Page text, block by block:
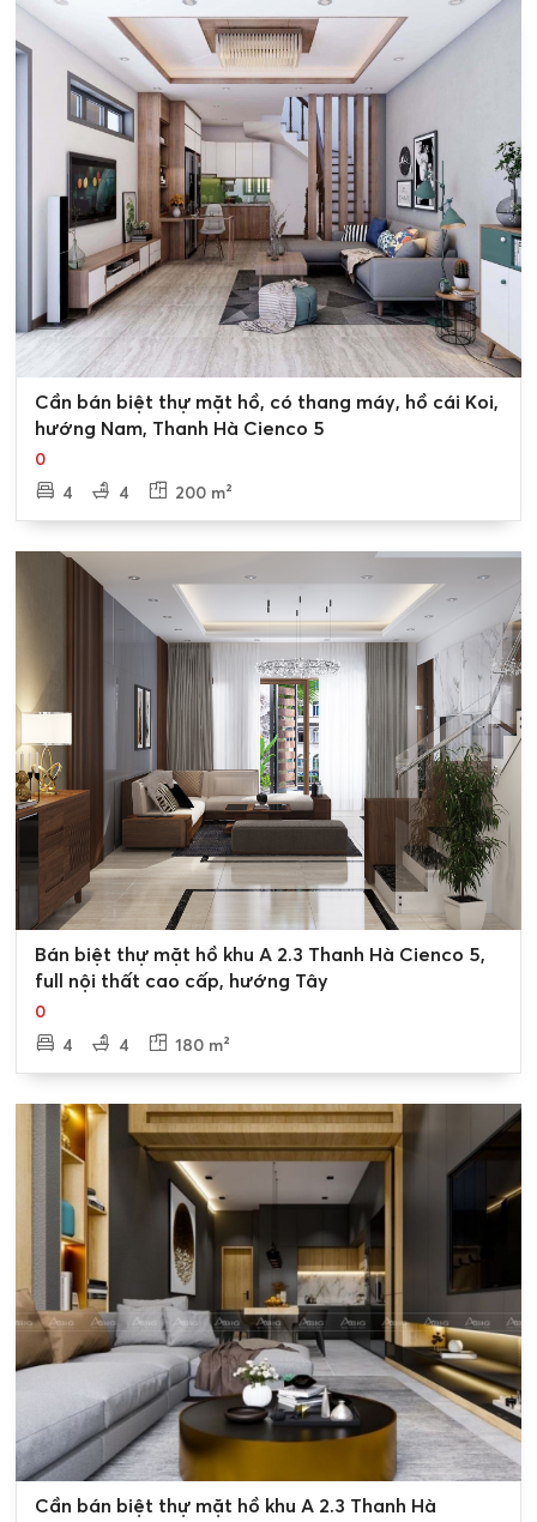
Cần bán biệt thự mặt hồ, có thang máy, hồ cái Koi,
hướng Nam, Thanh Hà Cienco 5
0
4
4 200 m²
Bán biệt thự mặt hồ khu A 2.3 Thanh Hà Cienco 5,
full nội thất cao cấp, hướng Tây
0
4
4 180 m²
Cần bán biệt thự mặt hồ khu A 2.3 Thanh Hà